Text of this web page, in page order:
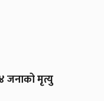
जनाको मृत्यु